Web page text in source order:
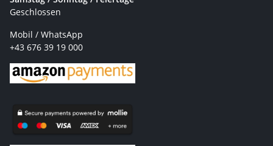
Geschlossen
Mobil / WhatsApp
+43 676 39 19 000